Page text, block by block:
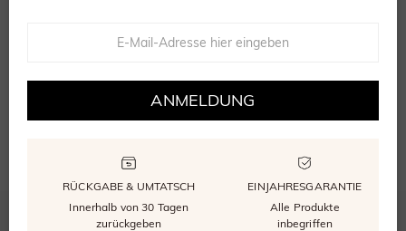
ANMELDUNG
RÜCKGABE & UMTATSCH
Innerhalb von 30 Tagen
zurückgeben
EINJAHRESGARANTIE
Alle Produkte
inbegriffen